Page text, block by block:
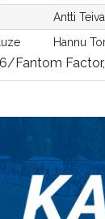
Antti
Hannu
Fantom Factor,